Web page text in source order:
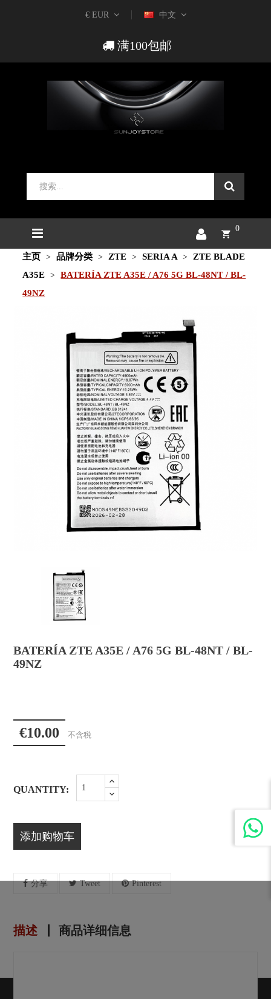
€ EUR 中文
满100包邮
0
主页 品牌分类 ZTE SERIA A
ZTE BLADE
A35E
BATERÍA ZTE A35E / A76 5G BL-48NT / BL-
49NZ
BATERÍA ZTE A35E / A76 5G BL-48NT / BL-
49NZ
€10.00 不含税
QUANTITY:
添加购物车
分享 Tweet Pinterest
描述 商品详细信息